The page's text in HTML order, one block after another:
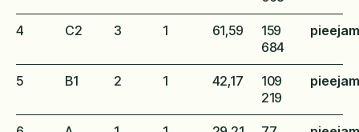
4 C2 3 1 61,59
159
684
5 B1 2 1 42,17
109
219